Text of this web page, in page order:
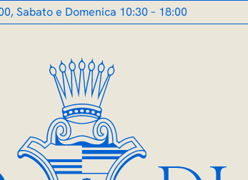
e Domenica 10:30 – 18:00